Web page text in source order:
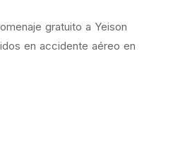
gratuito a Yeison
en accidente aéreo en